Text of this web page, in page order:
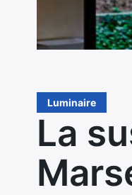
Luminaire
La